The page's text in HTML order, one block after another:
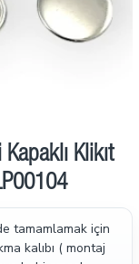
İndirimde
Kapaklı Klikıt
tamamlamak için
kalıbı ( montaj